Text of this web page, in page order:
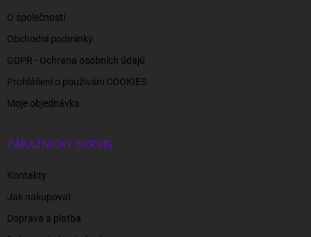
O společnosti
Obchodní podmínky
GDPR - Ochrana osobních údajů
Prohlášení o používání COOKIES
Moje objednávka
ZÁKAZNICKÝ SERVIS
Kontakty
Jak nakupovat
Doprava a platba